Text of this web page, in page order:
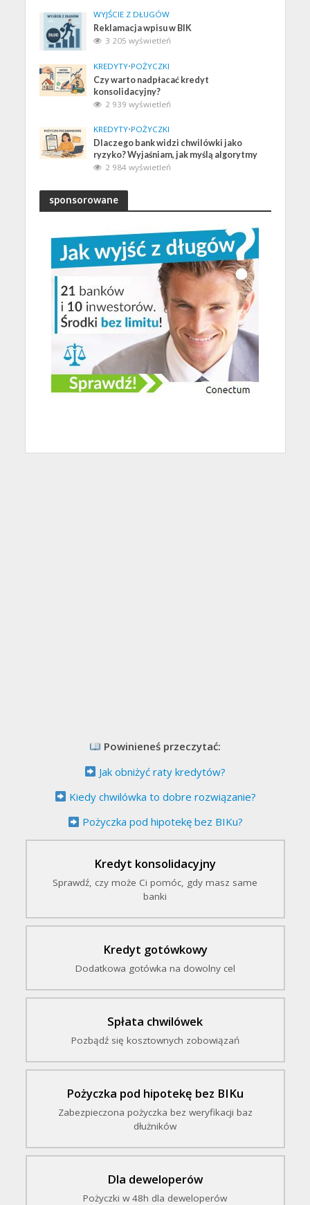
WYJŚCIE Z DŁUGÓW
Reklamacja wpisu w BIK
3 205 wyświetleń
KREDYTY•POŻYCZKI
Czy warto nadpłacać kredyt
konsolidacyjny?
2 939 wyświetleń
KREDYTY•POŻYCZKI
Dlaczego bank widzi chwilówki jako
ryzyko? Wyjaśniam, jak myślą algorytmy
2 984 wyświetleń
sponsorowane
Powinieneś przeczytać:
Jak obniżyć raty kredytów?
Kiedy chwilówka to dobre rozwiązanie?
Pożyczka pod hipotekę bez BIKu?
Kredyt konsolidacyjny
Sprawdź, czy może Ci pomóc, gdy masz same
banki
Kredyt gotówkowy
Dodatkowa gotówka na dowolny cel
Spłata chwilówek
Pozbądź się kosztownych zobowiązań
Pożyczka pod hipotekę bez BIKu
Zabezpieczona pożyczka bez weryfikacji baz
dłużników
Dla deweloperów
Pożyczki w 48h dla deweloperów